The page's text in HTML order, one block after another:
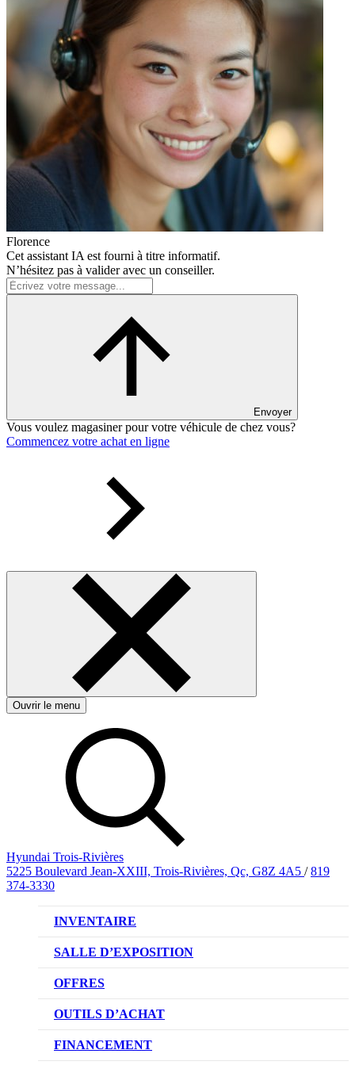
Florence
Cet assistant IA est fourni à titre informatif.
N’hésitez pas à valider avec un conseiller.
Envoyer
Vous voulez magasiner pour votre véhicule de chez vous?
Commencez votre achat en ligne
Ouvrir le menu
Hyundai Trois-Rivières
5225 Boulevard Jean-XXIII, Trois-Rivières, Qc, G8Z 4A5 / 819
374-3330
INVENTAIRE
VÉHICULES NEUFS
VÉHICULES D’OCCASION
SALLE D’EXPOSITION
OFFRES
OFFRE DE VÉHICULES NEUFS
OFFRES DU CONCESSIONNAIRE
OUTILS D’ACHAT
CL!QUEZ ET ACHETEZ HYUNDAI
FINANCEMENT